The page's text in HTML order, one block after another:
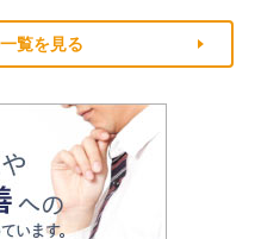
覧を見る